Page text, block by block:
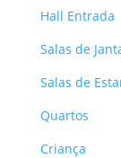
Hall Entrada
Salas de
Salas de
Quartos
Criança